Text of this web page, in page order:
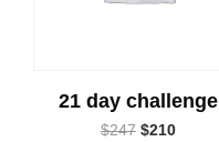
21 day challenge
$247 El
$210El